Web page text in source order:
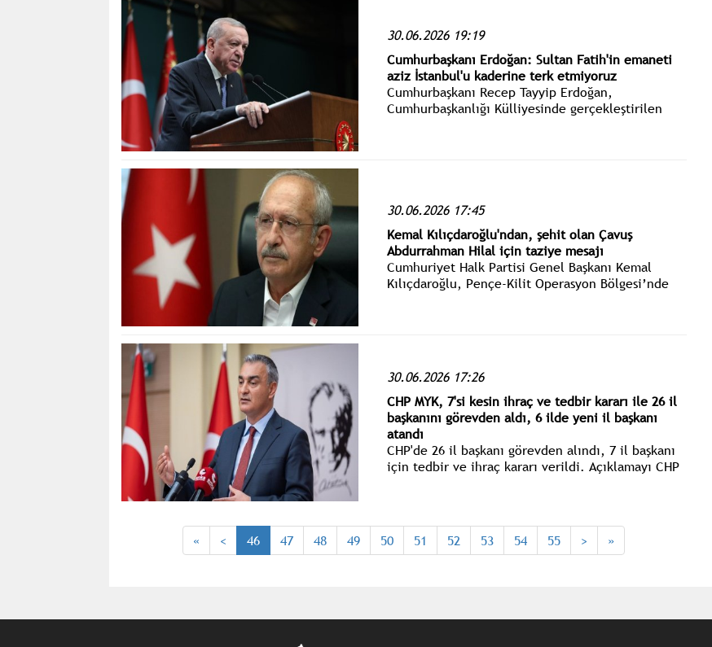
30.06.2026 19:19
Cumhurbaşkanı Erdoğan: Sultan Fatih'in emaneti
aziz İstanbul'u kaderine terk etmiyoruz
Cumhurbaşkanı Recep Tayyip Erdoğan,
Cumhurbaşkanlığı Külliyesinde gerçekleştirilen
30.06.2026 17:45
Kemal Kılıçdaroğlu'ndan, şehit olan Çavuş
Abdurrahman Hilal için taziye mesajı
Cumhuriyet Halk Partisi Genel Başkanı Kemal
Kılıçdaroğlu, Pençe-Kilit Operasyon Bölgesi’nde
30.06.2026 17:26
CHP MYK, 7'si kesin ihraç ve tedbir kararı ile 26 il
başkanını görevden aldı, 6 ilde yeni il başkanı
atandı
CHP'de 26 il başkanı görevden alındı, 7 il başkanı
için tedbir ve ihraç kararı verildi. Açıklamayı CHP
« < 46 47 48 49 50 51 52 53 54 55 > »